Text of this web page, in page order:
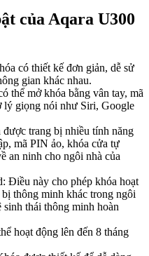
của Aqara U300
có thiết kế đơn giản, dễ sử
gian khác nhau.
thể mở khóa bằng vân tay, mã
lý giọng nói như Siri, Google
trang bị nhiều tính năng
mã PIN ảo, khóa cửa tự
an ninh cho ngôi nhà của
Điều này cho phép khóa hoạt
thông minh khác trong ngôi
sinh thái thông minh hoàn
hoạt động lên đến 8 tháng